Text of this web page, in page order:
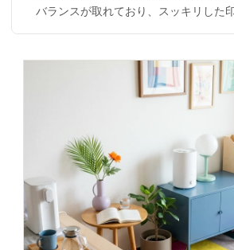
バランスが取れており、スッキリした